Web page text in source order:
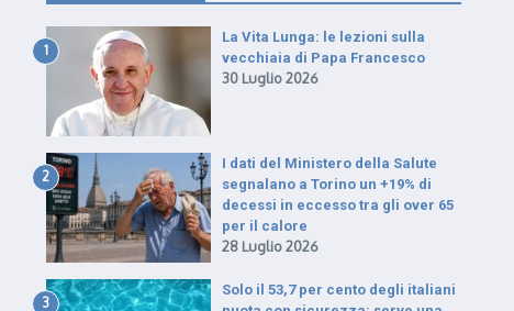
1
La Vita Lunga: le lezioni sulla
vecchiaia di Papa Francesco
30 Luglio 2026
2
I dati del Ministero della Salute
segnalano a Torino un +19% di
decessi in eccesso tra gli over 65
per il calore
28 Luglio 2026
3
Solo il 53,7 per cento degli italiani